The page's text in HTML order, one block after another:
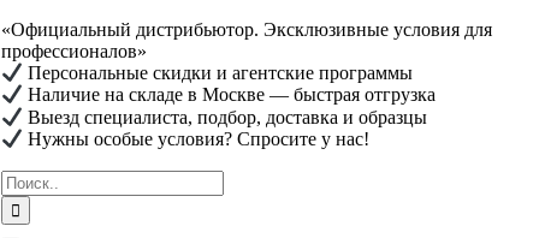
«Официальный дистрибьютор. Эксклюзивные условия для
профессионалов»
Персональные скидки и агентские программы
Наличие на складе в Москве — быстрая отгрузка
Выезд специалиста, подбор, доставка и образцы
Нужны особые условия? Спросите у нас!
Результат
поиска: